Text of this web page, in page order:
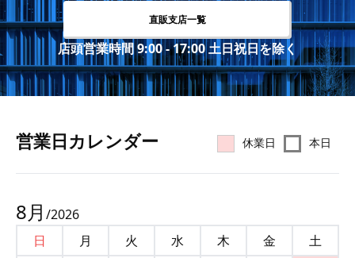
直販支店一覧
店頭営業時間 9:00 - 17:00 土日祝日を除く
営業⽇カレンダー 休業日 本日
8月 /2026
日
月 火 水 木 金
土